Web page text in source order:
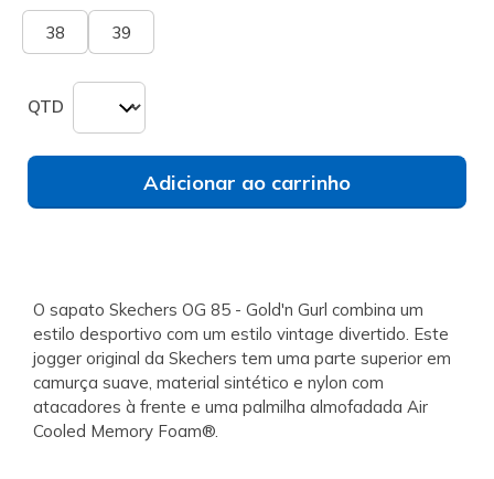
38 39
QTD
Adicionar ao carrinho
O sapato Skechers OG 85 - Gold'n Gurl combina um
estilo desportivo com um estilo vintage divertido. Este
jogger original da Skechers tem uma parte superior em
camurça suave, material sintético e nylon com
atacadores à frente e uma palmilha almofadada Air
Cooled Memory Foam®.